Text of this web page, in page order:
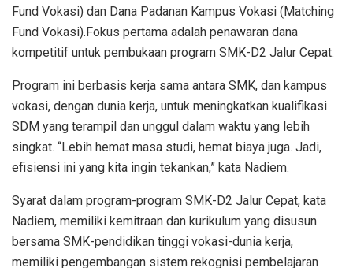
Fund Vokasi) dan Dana Padanan Kampus Vokasi (Matching
Fund Vokasi).Fokus pertama adalah penawaran dana
kompetitif untuk pembukaan program SMK-D2 Jalur Cepat.
Program ini berbasis kerja sama antara SMK, dan kampus
vokasi, dengan dunia kerja, untuk meningkatkan kualifikasi
SDM yang terampil dan unggul dalam waktu yang lebih
singkat. “Lebih hemat masa studi, hemat biaya juga. Jadi,
efisiensi ini yang kita ingin tekankan,” kata Nadiem.
Syarat dalam program-program SMK-D2 Jalur Cepat, kata
Nadiem, memiliki kemitraan dan kurikulum yang disusun
bersama SMK-pendidikan tinggi vokasi-dunia kerja,
memiliki pengembangan sistem rekognisi pembelajaran